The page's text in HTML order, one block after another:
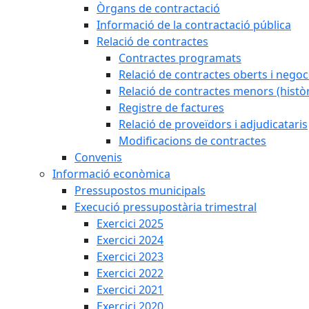
Òrgans de contractació
Informació de la contractació pública
Relació de contractes
Contractes programats
Relació de contractes oberts i
Relació de contractes menors
Registre de factures
Relació de proveïdors i adjudicataris
Modificacions de contractes
Convenis
Informació econòmica
Pressupostos municipals
Execució pressupostària trimestral
Exercici 2025
Exercici 2024
Exercici 2023
Exercici 2022
Exercici 2021